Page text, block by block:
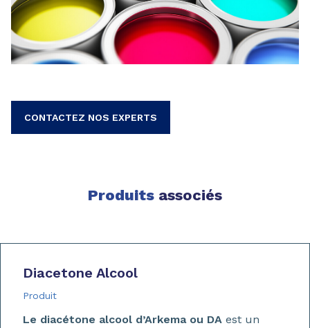
CONTACTEZ NOS EXPERTS
Produits associés
Diacetone Alcool
Produit
Le diacétone alcool d’Arkema ou DA est un